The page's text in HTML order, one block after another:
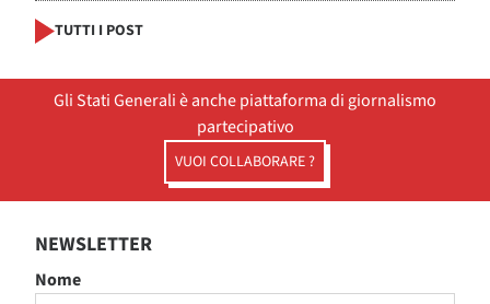
TUTTI I POST
Gli Stati Generali è anche piattaforma di giornalismo
partecipativo
VUOI COLLABORARE ?
NEWSLETTER
Nome